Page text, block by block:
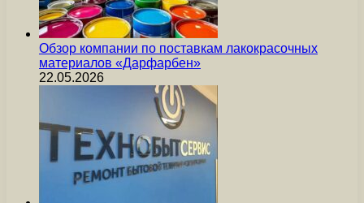
Обзор компании по поставкам лакокрасочных
материалов «Дарфарбен»
22.05.2026